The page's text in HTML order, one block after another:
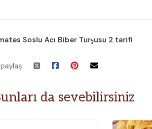
Soslu Acı Biber Turşusu 2 tarifi
paylaş:
da sevebilirsiniz